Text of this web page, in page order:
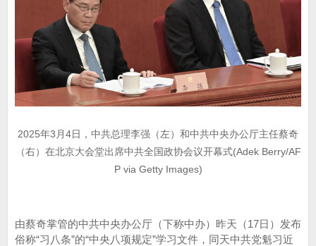
2025年3月4日，中共总理李强（左）和中共中央办公厅主任蔡奇
（右）在北京大会堂出席中共全国政协会议开幕式(Adek Berry/AF
P via Getty Images)
由蔡奇掌管的中共中央办公厅（下称中办）昨天（17日）发布
俗称“习八条”的“中央八项规定”学习文件，同天中共党魁习近